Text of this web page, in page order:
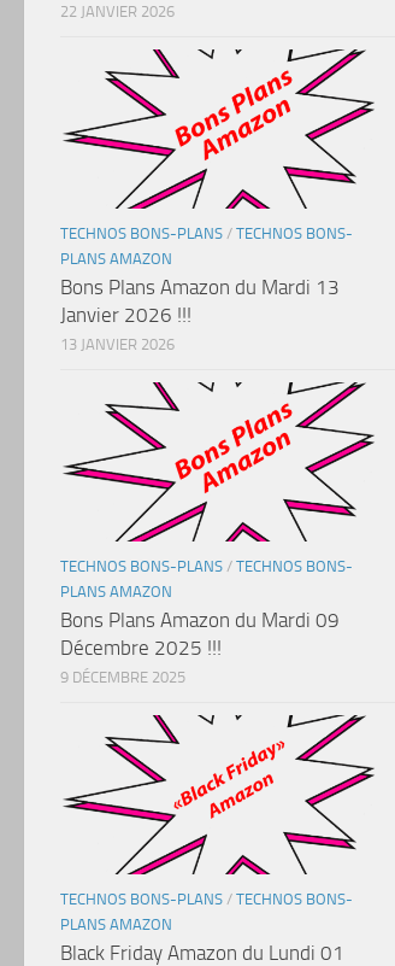
22 JANVIER 2026
TECHNOS BONS-PLANS / TECHNOS BONS-
PLANS AMAZON
Bons Plans Amazon du Mardi 13
Janvier 2026 !!!
13 JANVIER 2026
TECHNOS BONS-PLANS / TECHNOS BONS-
PLANS AMAZON
Bons Plans Amazon du Mardi 09
Décembre 2025 !!!
9 DÉCEMBRE 2025
TECHNOS BONS-PLANS / TECHNOS BONS-
PLANS AMAZON
Black Friday Amazon du Lundi 01